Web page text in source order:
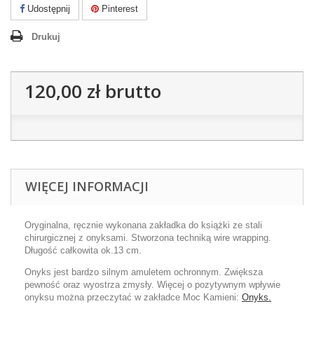
Udostępnij Pinterest
Drukuj
120,00 złbrutto
WIĘCEJ INFORMACJI
Oryginalna, ręcznie wykonana zakładka do książki ze stali
chirurgicznej z onyksami. Stworzona techniką wire wrapping.
Długość całkowita ok.13 cm.
Onyks jest bardzo silnym amuletem ochronnym. Zwiększa
pewność oraz wyostrza zmysły. Więcej o pozytywnym wpływie
onyksu można przeczytać w zakładce Moc Kamieni: Onyks.